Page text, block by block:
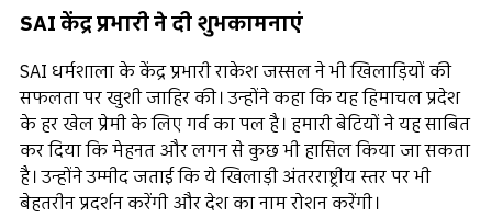
SAI केंद्र प्रभारी ने दी शुभकामनाएं
SAI धर्मशाला के केंद्र प्रभारी राकेश जस्सल ने भी खिलाड़ियों की
सफलता पर खुशी जाहिर की। उन्होंने कहा कि यह हिमाचल प्रदेश
के हर खेल प्रेमी के लिए गर्व का पल है। हमारी बेटियों ने यह साबित
कर दिया कि मेहनत और लगन से कुछ भी हासिल किया जा सकता
है। उन्होंने उम्मीद जताई कि ये खिलाड़ी अंतरराष्ट्रीय स्तर पर भी
बेहतरीन प्रदर्शन करेंगी और देश का नाम रोशन करेंगी।